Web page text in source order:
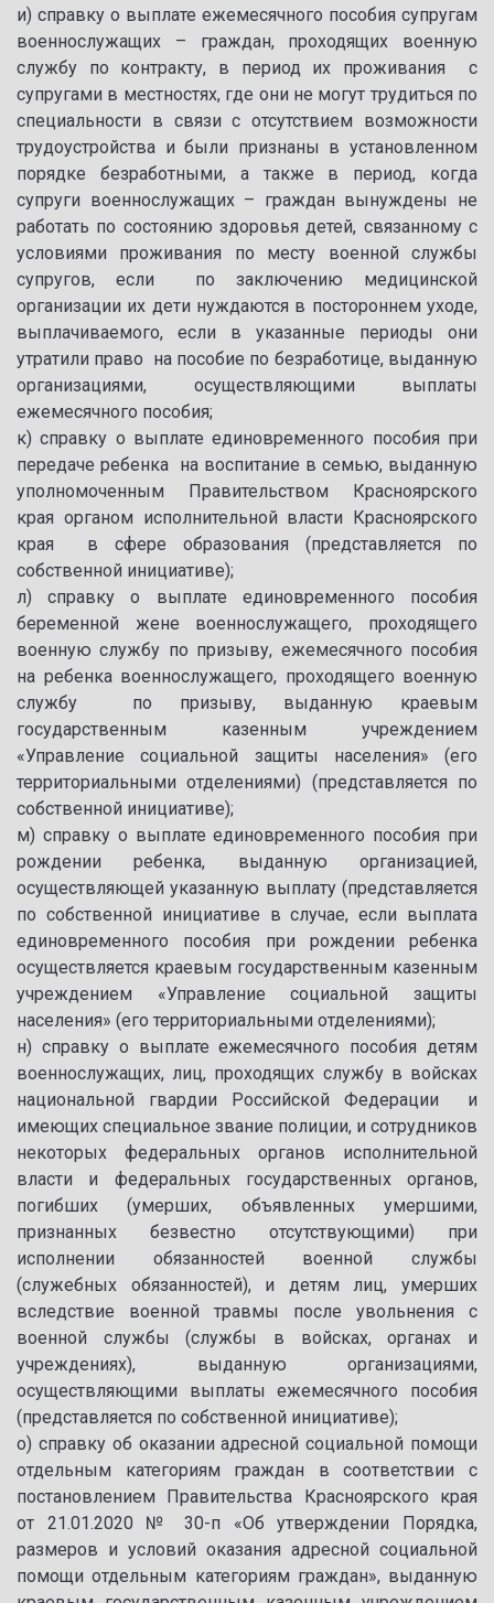
и) справку о выплате ежемесячного пособия супругам
военнослужащих – граждан, проходящих военную
службу по контракту, в период их проживания с
супругами в местностях, где они не могут трудиться по
специальности в связи с отсутствием возможности
трудоустройства и были признаны в установленном
порядке безработными, а также в период, когда
супруги военнослужащих – граждан вынуждены не
работать по состоянию здоровья детей, связанному с
условиями проживания по месту военной службы
супругов, если по заключению медицинской
организации их дети нуждаются в постороннем уходе,
выплачиваемого, если в указанные периоды они
утратили право на пособие по безработице, выданную
организациями, осуществляющими выплаты
ежемесячного пособия;
к) справку о выплате единовременного пособия при
передаче ребенка на воспитание в семью, выданную
уполномоченным Правительством Красноярского
края органом исполнительной власти Красноярского
края в сфере образования (представляется по
собственной инициативе);
л) справку о выплате единовременного пособия
беременной жене военнослужащего, проходящего
военную службу по призыву, ежемесячного пособия
на ребенка военнослужащего, проходящего военную
службу по призыву, выданную краевым
государственным казенным учреждением
«Управление социальной защиты населения» (его
территориальными отделениями) (представляется по
собственной инициативе);
м) справку о выплате единовременного пособия при
рождении ребенка, выданную организацией,
осуществляющей указанную выплату (представляется
по собственной инициативе в случае, если выплата
единовременного пособия при рождении ребенка
осуществляется краевым государственным казенным
учреждением «Управление социальной защиты
населения» (его территориальными отделениями);
н) справку о выплате ежемесячного пособия детям
военнослужащих, лиц, проходящих службу в войсках
национальной гвардии Российской Федерации и
имеющих специальное звание полиции, и сотрудников
некоторых федеральных органов исполнительной
власти и федеральных государственных органов,
погибших (умерших, объявленных умершими,
признанных безвестно отсутствующими) при
исполнении обязанностей военной службы
(служебных обязанностей), и детям лиц, умерших
вследствие военной травмы после увольнения с
военной службы (службы в войсках, органах и
учреждениях), выданную организациями,
осуществляющими выплаты ежемесячного пособия
(представляется по собственной инициативе);
о) справку об оказании адресной социальной помощи
отдельным категориям граждан в соответствии с
постановлением Правительства Красноярского края
от 21.01.2020 № 30-п «Об утверждении Порядка,
размеров и условий оказания адресной социальной
помощи отдельным категориям граждан», выданную